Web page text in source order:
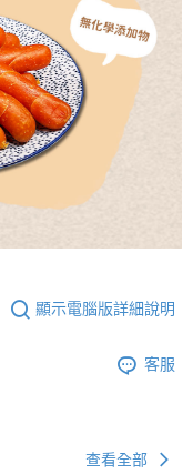
顯示電腦版詳細說明
客服
查看全部